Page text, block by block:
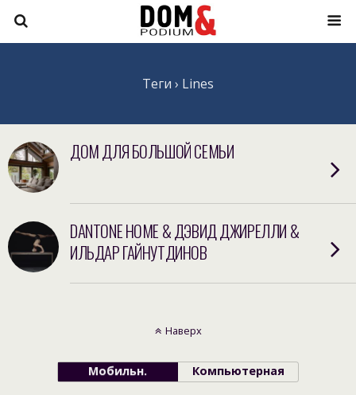
Теги › Lines
ДОМ ДЛЯ БОЛЬШОЙ СЕМЬИ
DANTONE HOME & ДЭВИД ДЖИРЕЛЛИ &
ИЛЬДАР ГАЙНУТДИНОВ
Наверх
Мобильн. Компьютерная